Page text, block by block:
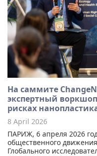
На саммите
экспертный
рисках
8 April 2026
ПАРИЖ, 6 апреля 2026
общественного
Глобального